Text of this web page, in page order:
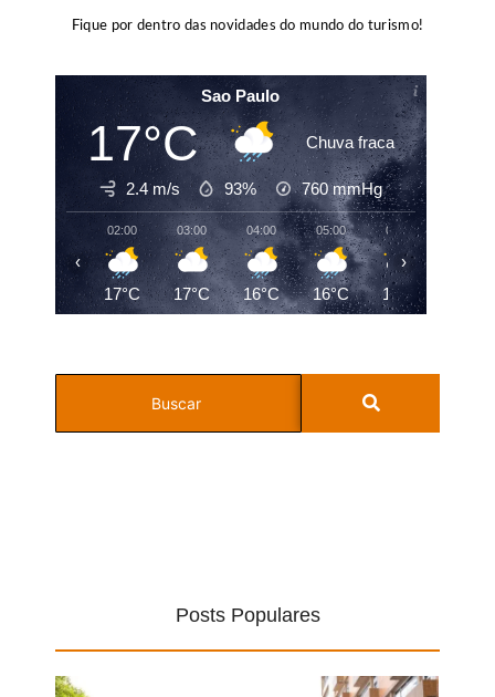
Fique por dentro das novidades do mundo do turismo!
Sao Paulo
17°C Chuva fraca
2.4 m/s 93% 760mmHg
02:00
17°C
03:00
17°C
04:00
16°C
05:00
16°C
06:00
16°C
‹ ›
Posts Populares